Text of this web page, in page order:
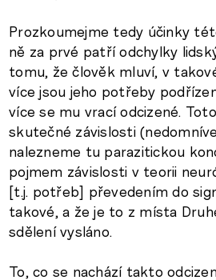
Prozkoumejme tedy účinky
ně za prvé patří odchylky
tomu, že člověk mluví, v
více jsou jeho potřeby
více se mu vrací odcizené.
skutečné závislosti
nalezneme tu parazitickou
pojmem závislosti v teorii
[t.j. potřeb] převedením do
takové, a že je to z místa
sdělení vysláno.
To, co se nachází takto